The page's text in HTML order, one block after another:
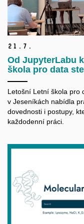
21. 7.
Od JupyterLabu
škola pro data
Letošní Letní škola pro
v Jeseníkách nabídla
dovednosti i postupy,
každodenní práci.